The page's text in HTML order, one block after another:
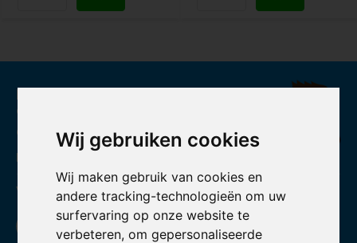
Wij gebruiken cookies
Wij maken gebruik van cookies en
andere tracking-technologieën om uw
surfervaring op onze website te
verbeteren, om gepersonaliseerde
Klanten beoordelen ons met een
9,3
op basis van 1071 reviews
Volg ons